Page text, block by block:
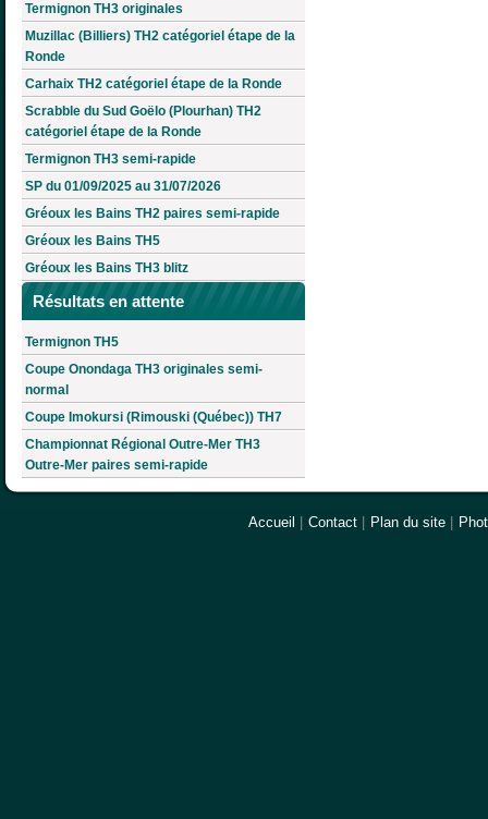
Termignon TH3 originales
Muzillac (Billiers) TH2 catégoriel étape de la
Ronde
Carhaix TH2 catégoriel étape de la Ronde
Scrabble du Sud Goëlo (Plourhan) TH2
catégoriel étape de la Ronde
Termignon TH3 semi-rapide
SP du 01/09/2025 au 31/07/2026
Gréoux les Bains TH2 paires semi-rapide
Gréoux les Bains TH5
Gréoux les Bains TH3 blitz
Résultats en attente
Termignon TH5
Coupe Onondaga TH3 originales semi-
normal
Coupe Imokursi (Rimouski (Québec)) TH7
Championnat Régional Outre-Mer TH3
Outre-Mer paires semi-rapide
Accueil Contact Plan du site